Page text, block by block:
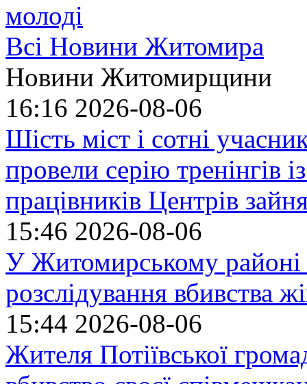
молоді
Всі Новини Житомира
Новини Житомирщини
16:16 2026-08-06
Шість міст і сотні
провели серію тренінгів
працівників Центрів
15:46 2026-08-06
У Житомирському районі
розслідування вбивства
15:44 2026-08-06
Жителя Потіївської